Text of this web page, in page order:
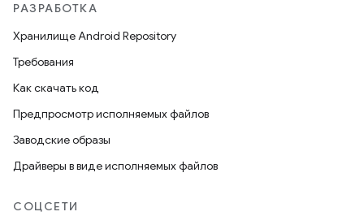
РАЗРАБОТКА
Хранилище Android Repository
Требования
Как скачать код
Предпросмотр исполняемых файлов
Заводские образы
Драйверы в виде исполняемых файлов
СОЦСЕТИ